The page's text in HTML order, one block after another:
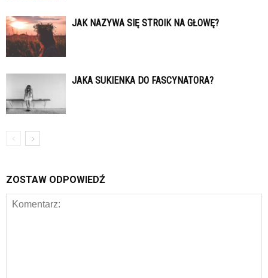
JAK NAZYWA SIĘ STROIK NA GŁOWĘ?
JAKA SUKIENKA DO FASCYNATORA?
ZOSTAW ODPOWIEDŹ